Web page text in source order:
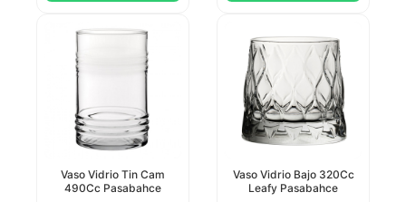
Vaso Vidrio Tin Cam
490Cc Pasabahce
Vaso Vidrio Bajo 320Cc
Leafy Pasabahce